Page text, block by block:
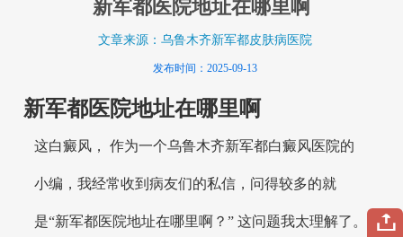
新军都医院地址在哪里啊
文章来源：乌鲁木齐新军都皮肤病医院
发布时间：2025-09-13
新军都医院地址在哪里啊
这白癜风， 作为一个乌鲁木齐新军都白癜风医院的
小编，我经常收到病友们的私信，问得较多的就
是“新军都医院地址在哪里啊？” 这问题我太理解了。